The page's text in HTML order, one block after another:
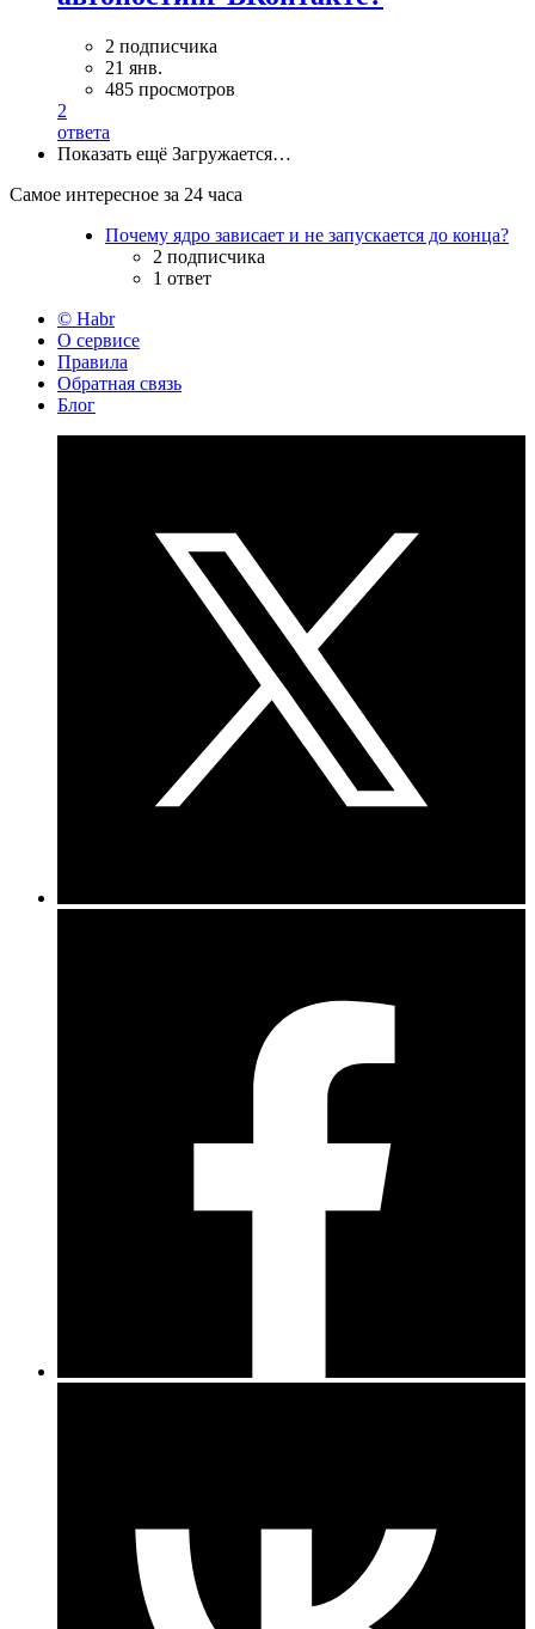
2 подписчика
21 янв.
485 просмотров
2
ответа
Показать ещё Загружается…
Самое интересное за 24 часа
Почему ядро зависает и не запускается до конца?
2 подписчика
1 ответ
© Habr
О сервисе
Правила
Обратная связь
Блог